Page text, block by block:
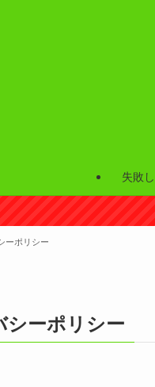
失敗
ーポリシー
シーポリシー